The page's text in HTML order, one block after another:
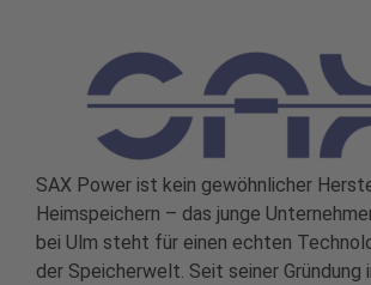
SAX Power ist kein gewöhnlicher
Heimspeichern – das junge
bei Ulm steht für einen echten
der Speicherwelt. Seit seiner Gründung